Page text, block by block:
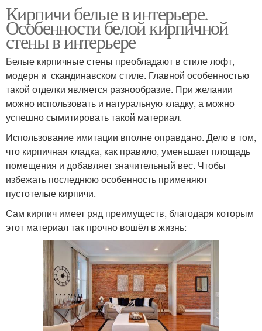
Кирпичи белые в интерьере.
Особенности белой кирпичной
стены в интерьере
Белые кирпичные стены преобладают в стиле лофт,
модерн и скандинавском стиле. Главной особенностью
такой отделки является разнообразие. При желании
можно использовать и натуральную кладку, а можно
успешно сымитировать такой материал.
Использование имитации вполне оправдано. Дело в том,
что кирпичная кладка, как правило, уменьшает площадь
помещения и добавляет значительный вес. Чтобы
избежать последнюю особенность применяют
пустотелые кирпичи.
Сам кирпич имеет ряд преимуществ, благодаря которым
этот материал так прочно вошёл в жизнь: